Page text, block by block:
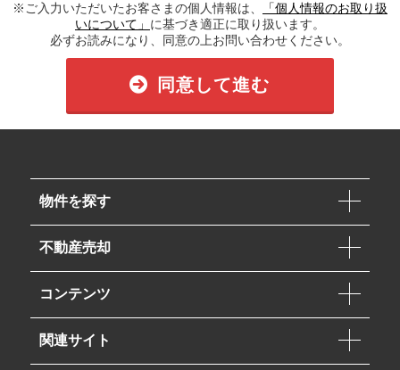
※ご入力いただいたお客さまの個人情報は、
「個人情報のお取り扱
いについて」 に基づき適正に取り扱います。
必ずお読みになり、同意の上お問い合わせください。
同意して進む
物件を探す
不動産売却
コンテンツ
関連サイト